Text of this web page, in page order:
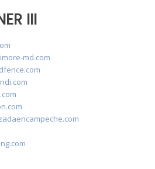
III
md.com